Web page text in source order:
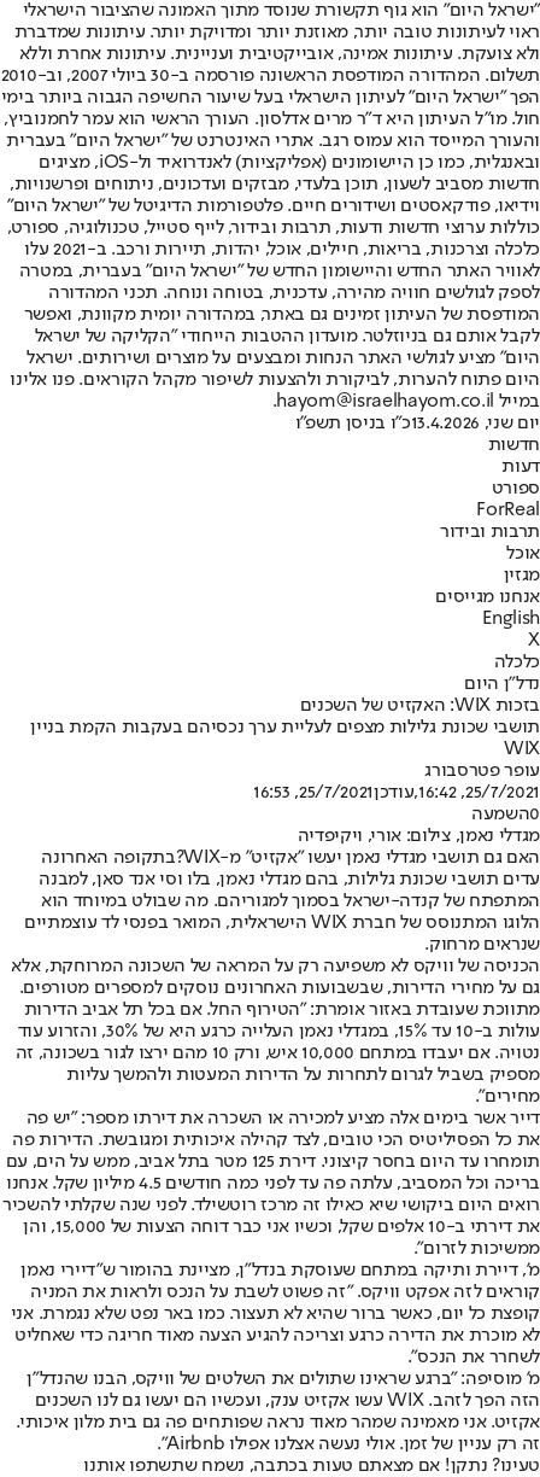
"ישראל היום" הוא גוף תקשורת שנוסד מתוך האמונה שהציבור הישראלי
ראוי לעיתונות טובה יותר, מאוזנת יותר ומדויקת יותר. עיתונות שמדברת
ולא צועקת. עיתונות אמינה, אובייקטיבית ועניינית. עיתונות אחרת וללא
תשלום. המהדורה המודפסת הראשונה פורסמה ב-30 ביולי 2007, וב-2010
הפך "ישראל היום" לעיתון הישראלי בעל שיעור החשיפה הגבוה ביותר בימי
חול. מו"ל העיתון היא ד"ר מרים אדלסון. העורך הראשי הוא עמר לחמנוביץ,
והעורך המייסד הוא עמוס רגב. אתרי האינטרנט של "ישראל היום" בעברית
ובאנגלית, כמו כן היישומונים (אפליקציות) לאנדרואיד ול-iOS, מציגים
חדשות מסביב לשעון, תוכן בלעדי, מבזקים ועדכונים, ניתוחים ופרשנויות,
וידיאו, פודקאסטים ושידורים חיים. פלטפורמות הדיגיטל של "ישראל היום"
כוללות ערוצי חדשות ודעות, תרבות ובידור, לייף סטייל, טכנולוגיה, ספורט,
כלכלה וצרכנות, בריאות, חיילים, אוכל, יהדות, תיירות ורכב. ב-2021 עלו
לאוויר האתר החדש והיישומון החדש של "ישראל היום" בעברית, במטרה
לספק לגולשים חוויה מהירה, עדכנית, בטוחה ונוחה. תכני המהדורה
המודפסת של העיתון זמינים גם באתר, במהדורה יומית מקוונת, ואפשר
לקבל אותם גם בניוזלטר. מועדון ההטבות הייחודי "הקליקה של ישראל
היום" מציע לגולשי האתר הנחות ומבצעים על מוצרים ושירותים. ישראל
היום פתוח להערות, לביקורת ולהצעות לשיפור מקהל הקוראים. פנו אלינו
במייל hayom@israelhayom.co.il.
יום שני, 13.4.2026
כ"ו בניסן תשפ"ו
חדשות
דעות
ספורט
ForReal
תרבות ובידור
אוכל
מגזין
אנחנו מגייסים
English
X
כלכלה
נדל"ן היום
בזכות WIX: האקזיט של השכנים
תושבי שכונת גלילות מצפים לעליית ערך נכסיהם בעקבות הקמת בניין
WIX
עופר פטרסבורג
25/7/2021, 16:42
,עודכן25/7/2021, 16:53
0השמעה
מגדלי נאמן, צילום: אורי, ויקיפדיה
האם גם תושבי מגדלי נאמן יעשו "אקזיט" מ-WIX?
בתקופה האחרונה
עדים תושבי שכונת גלילות, בהם מגדלי נאמן, בלו וסי אנד סאן, למבנה
המתפתח של קנדה-ישראל בסמוך למגוריהם. מה שבולט במיוחד הוא
הלוגו המתנוסס של חברת WIX הישראלית, המואר בפנסי לד עוצמתיים
שנראים מרחוק.
הכניסה של וויקס לא משפיעה רק על המראה של השכונה המרוחקת, אלא
גם על מחירי הדירות, שבשבועות האחרונים נוסקים למספרים מטורפים.
מתווכת שעובדת באזור אומרת: "הטירוף החל. אם בכל תל אביב הדירות
עולות ב-10 עד 15%, במגדלי נאמן העלייה כרגע היא של 30%, והזרוע עוד
נטויה. אם יעבדו במתחם 10,000 איש, ורק 10 מהם ירצו לגור בשכונה, זה
מספיק בשביל לגרום לתחרות על הדירות המעטות ולהמשך עליות
מחירים".
דייר אשר בימים אלה מציע למכירה או השכרה את דירתו מספר: "יש פה
את כל הפסיליטיס הכי טובים, לצד קהילה איכותית ומגובשת. הדירות פה
תומחרו עד היום בחסר קיצוני. דירת 125 מטר בתל אביב, ממש על הים, עם
בריכה וכל המסביב, עלתה פה עד לפני כמה חודשים 4.5 מיליון שקל. אנחנו
רואים היום ביקושי שיא כאילו זה מרכז רוטשילד. לפני שנה שקלתי להשכיר
את דירתי ב-10 אלפים שקל, וכשיו אני כבר דוחה הצעות של 15,000, והן
ממשיכות לזרום".
מ', דיירת ותיקה במתחם שעוסקת בנדל"ן, מציינת בהומור ש"דיירי נאמן
קוראים לזה אפקט וויקס. "זה פשוט לשבת על הנכס ולראות את המניה
קופצת כל יום, כאשר ברור שהיא לא תעצור. כמו באר נפט שלא נגמרת. אני
לא מוכרת את הדירה כרגע וצריכה להגיע הצעה מאוד חריגה כדי שאחליט
לשחרר את הנכס".
מ' מוסיפה: "ברגע שראינו שתולים את השלטים של וויקס, הבנו שהנדל"ן
הזה הפך לזהב. WIX עשו אקזיט ענק, ועכשיו הם יעשו גם לנו השכנים
אקזיט. אני מאמינה שמהר מאוד נראה שפותחים פה גם בית מלון איכותי.
זה רק עניין של זמן. אולי נעשה אצלנו אפילו Airbnb".
טעינו? נתקן! אם מצאתם טעות בכתבה, נשמח שתשתפו אותנו